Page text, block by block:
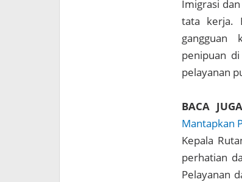
Imigrasi
tata kerja.
gangguan
penipuan
pelayanan
BACA
Mantapkan
Kepala
perhatian
Pelayanan